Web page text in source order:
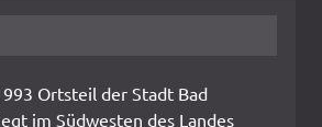
Ortsteil der Stadt Bad
im Südwesten des Landes